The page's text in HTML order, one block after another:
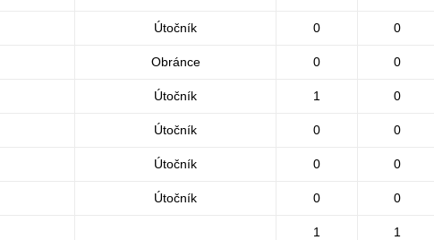
Útočník 0 0
Obránce 0 0
Útočník 1 0
Útočník 0 0
Útočník 0 0
Útočník 0 0
1 1